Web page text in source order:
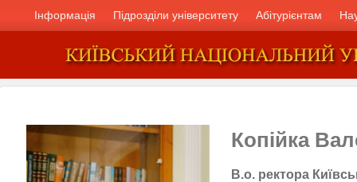
Інформація Підрозділи університету Абітурієнтам
Копійка
В.о. ректора